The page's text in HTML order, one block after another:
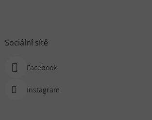
Sociální sítě
Facebook
Instagram